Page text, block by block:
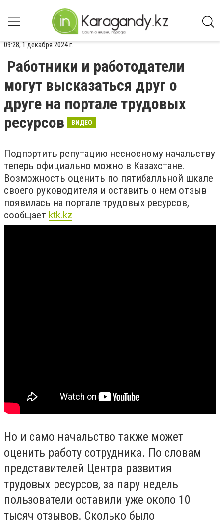
09:28, 1 декабря 2024 г.
Работники и работодатели
могут высказаться друг о
друге на портале трудовых
ресурсов
ВИДЕО
Подпортить репутацию несносному начальству
теперь официально можно в Казахстане.
Возможность оценить по пятибалльной шкале
своего руководителя и оставить о нем отзыв
появилась на портале трудовых ресурсов,
сообщает ktk.kz
Но и само начальство также может
оценить работу сотрудника. По словам
представителей Центра развития
трудовых ресурсов, за пару недель
пользователи оставили уже около 10
тысяч отзывов. Сколько было